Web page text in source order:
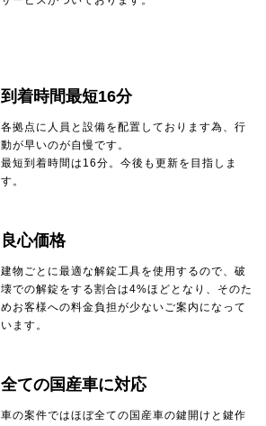
到着時間最短16分
各拠点に人員と設備を配置しております為、行
動が早いのが自慢です。
最短到着時間は16分。今後も更新を目指しま
す。
良心価格
建物ごとに最適な解錠工具を使用するので、破
壊での解錠をする割合は4%ほどとなり、そのた
めお客様への料金負担が少ないご案内になって
います。
全ての国産車に対応
車の案件ではほぼ全ての国産車の鍵開けと鍵作